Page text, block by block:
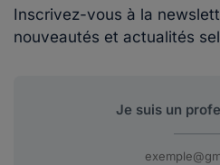
Inscrivez-vous à la
nouveautés et actualités